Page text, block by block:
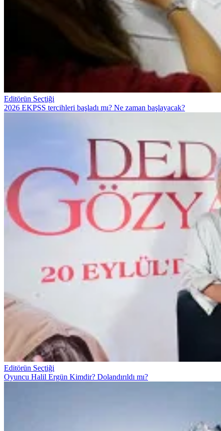
Editörün Seçtiği
2026 EKPSS tercihleri başladı mı? Ne zaman başlayacak?
Editörün Seçtiği
Oyuncu Halil Ergün Kimdir? Dolandırıldı mı?